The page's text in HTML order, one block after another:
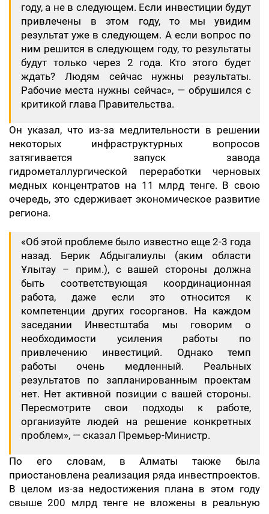
году, а не в следующем. Если инвестиции будут
привлечены в этом году, то мы увидим
результат уже в следующем. А если вопрос по
ним решится в следующем году, то результаты
будут только через 2 года. Кто этого будет
ждать? Людям сейчас нужны результаты.
Рабочие места нужны сейчас», — обрушился с
критикой глава Правительства.
Он указал, что из-за медлительности в решении
некоторых инфраструктурных вопросов
затягивается запуск завода
гидрометаллургической переработки черновых
медных концентратов на 11 млрд тенге. В свою
очередь, это сдерживает экономическое развитие
региона.
«Об этой проблеме было известно еще 2-3 года
назад. Берик Абдыгалиулы (аким области
Ұлытау – прим.), с вашей стороны должна
быть соответствующая координационная
работа, даже если это относится к
компетенции других госорганов. На каждом
заседании Инвестштаба мы говорим о
необходимости усиления работы по
привлечению инвестиций. Однако темп
работы очень медленный. Реальных
результатов по запланированным проектам
нет. Нет активной позиции с вашей стороны.
Пересмотрите свои подходы к работе,
организуйте людей на решение конкретных
проблем», — сказал Премьер-Министр.
По его словам, в Алматы также была
приостановлена реализация ряда инвестпроектов.
В целом из-за недостижения плана в этом году
свыше 200 млрд тенге не вложены в реальную